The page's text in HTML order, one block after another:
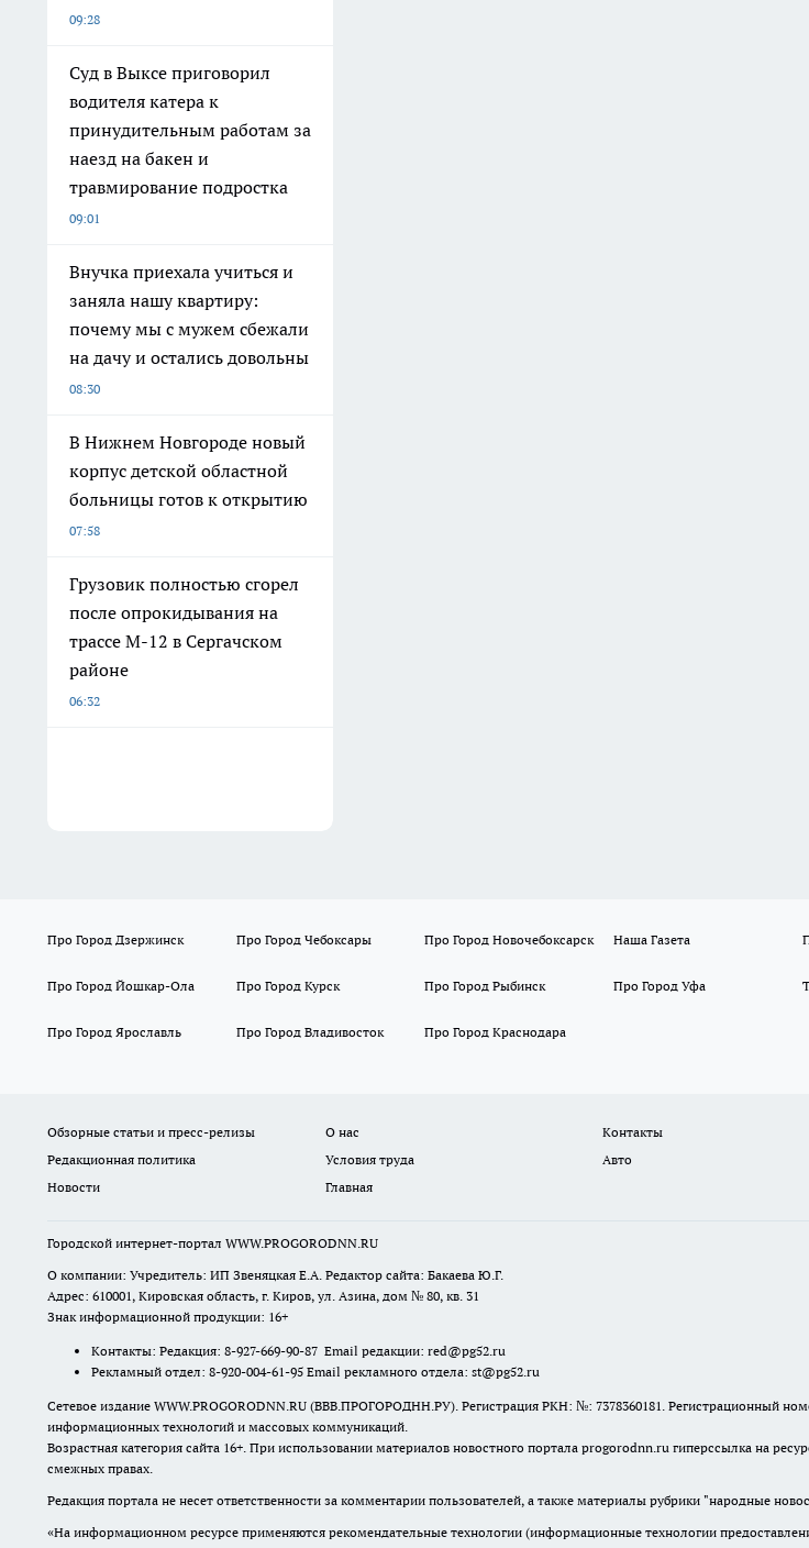
09:28
Суд в Выксе приговорил
водителя катера к
принудительным работам за
наезд на бакен и
травмирование подростка
09:01
Внучка приехала учиться и
заняла нашу квартиру:
почему мы с мужем сбежали
на дачу и остались довольны
08:30
В Нижнем Новгороде новый
корпус детской областной
больницы готов к открытию
07:58
Грузовик полностью сгорел
после опрокидывания на
трассе М-12 в Сергачском
районе
06:32
Про Город Дзержинск Про Город Чебоксары Про Город Новочебоксарск Наша Газета
Про Город Йошкар-Ола Про Город Курск Про Город Рыбинск Про Город Уфа
Про Город Ярославль Про Город Владивосток Про Город Краснодара
Обзорные статьи и пресс-релизы О нас
Контакты
Редакционная политика
Условия труда
Авто
Новости
Главная
Городской интернет-портал WWW.PROGORODNN.RU
О компании: Учредитель: ИП Звеняцкая Е.А. Редактор сайта: Бакаева Ю.Г.
Адрес: 610001, Кировская область, г. Киров, ул. Азина, дом № 80, кв. 31
Знак информационной продукции: 16+
Контакты: Редакция: 8-927-669-90-87 Email редакции: red@pg52.ru
Рекламный отдел: 8-920-004-61-95 Email рекламного отдела: st@pg52.ru
Сетевое издание WWW.PROGORODNN.RU (ВВВ.ПРОГОРОДНН.РУ). Регистрация РКН: №: 7378360181. Регистрационный
информационных технологий и массовых коммуникаций.
Возрастная категория сайта 16+. При использовании материалов новостного портала progorodnn.ru гиперссылка на
смежных правах.
Редакция портала не несет ответственности за комментарии пользователей, а также материалы рубрики "народные
«На информационном ресурсе применяются рекомендательные технологии (информационные технологии